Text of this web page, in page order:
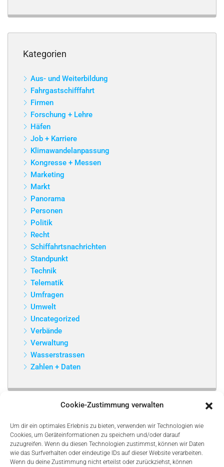
Cookie-Zustimmung verwalten
Um dir ein optimales Erlebnis zu bieten, verwenden wir Technologien wie
Cookies, um Geräteinformationen zu speichern und/oder darauf
zuzugreifen. Wenn du diesen Technologien zustimmst, können wir Daten
wie das Surfverhalten oder eindeutige IDs auf dieser Website verarbeiten.
Wenn du deine Zustimmung nicht erteilst oder zurückziehst, können
Kategorien
Aus- und Weiterbildung
Fahrgastschifffahrt
Firmen
Forschung + Lehre
Häfen
Job + Karriere
Klimawandelanpassung
Kongresse + Messen
Marketing
Markt
Panorama
Personen
Politik
Recht
Schiffahrtsnachrichten
Standpunkt
Technik
Telematik
Umfragen
Umwelt
Uncategorized
Verbände
Verwaltung
Wasserstrassen
Zahlen + Daten